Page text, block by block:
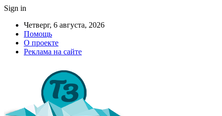
Sign in
Четверг, 6 августа, 2026
Помощь
О проекте
Реклама на сайте